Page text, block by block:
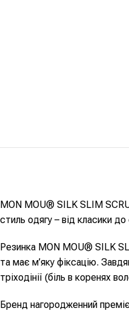
MON MOU® SILK SLIM
стиль одягу – від класики
Резинка MON MOU® SILK
та має м’яку фіксацію.
тріходінії (біль в коренях
Бренд нагородженний